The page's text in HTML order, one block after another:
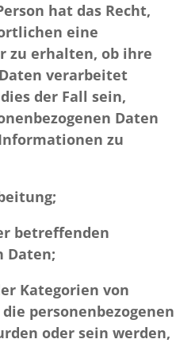
hat das Recht,
eine
zu erhalten, ob ihre
verarbeitet
der Fall sein,
Daten
zu
betreffenden
Daten;
Kategorien von
personenbezogenen
oder sein werden,